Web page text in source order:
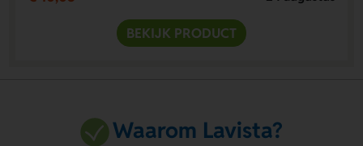
BEKIJK PRODUCT
Waarom Lavista?